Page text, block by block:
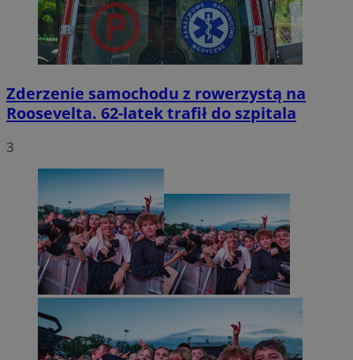
Zderzenie samochodu z rowerzystą na
Roosevelta. 62-latek trafił do szpitala
3